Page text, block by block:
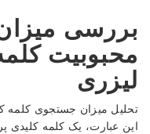
بررسی
محبوبیت
لیزری
تحلیل میزان جستجوی کلمه
این عبارت، یک کلمه کلیدی